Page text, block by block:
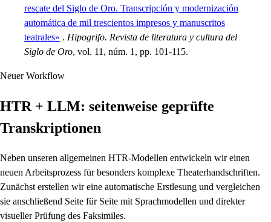
rescate del Siglo de Oro. Transcripción y modernización
automática de mil trescientos impresos y manuscritos
teatrales» . Hipogrifo. Revista de literatura y cultura del
Siglo de Oro, vol. 11, núm. 1, pp. 101-115.
Neuer Workflow
HTR + LLM: seitenweise geprüfte
Transkriptionen
Neben unseren allgemeinen HTR-Modellen entwickeln wir einen
neuen Arbeitsprozess für besonders komplexe Theaterhandschriften.
Zunächst erstellen wir eine automatische Erstlesung und vergleichen
sie anschließend Seite für Seite mit Sprachmodellen und direkter
visueller Prüfung des Faksimiles.